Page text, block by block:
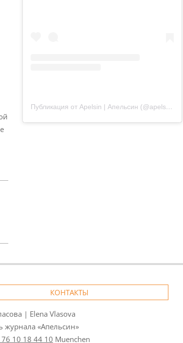
Публикация от Apelsin | Апельсин (@apelsin.muenchen)
КОНТАКТЫ
| Elena Vlasova
журнала «Апельсин»
10 18 44 10 Muenchen